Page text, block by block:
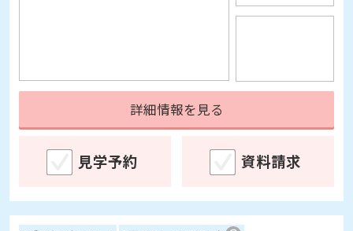
見学予約
ホスピタルメント文京グラン